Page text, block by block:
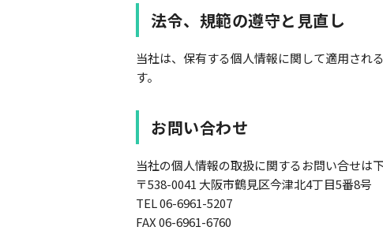
法令、規範の遵守と見直し
当社は、保有する個人情報に関して適用され
す。
お問い合わせ
当社の個人情報の取扱に関するお問い合せは
〒538-0041 大阪市鶴見区今津北4丁目5番8号
TEL06-6961-5207
FAX 06-6961-6760